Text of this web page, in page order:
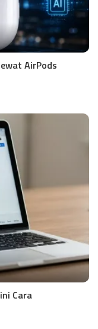
AirPods
Cara